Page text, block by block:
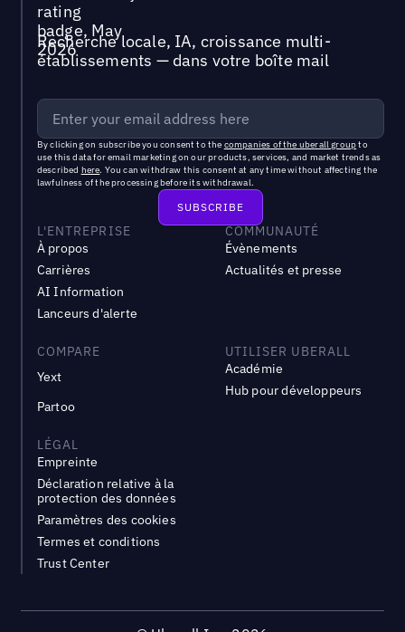
Recherche locale, IA, croissance multi-
établissements — dans votre boîte mail
By clicking on subscribe you consent to the companies of the uberall groupto
use this data for email marketing on our products, services, and market trends as
described here. You can withdraw this consent at any time without affecting the
lawfulness of the processing before its withdrawal.
L'ENTREPRISE
À propos
Carrières
AI Information
Lanceurs d'alerte
COMMUNAUTÉ
Évènements
Actualités et presse
COMPARE
Yext
Partoo
UTILISER UBERALL
Académie
Hub pour développeurs
LÉGAL
Empreinte
Déclaration relative à la
protection des données
Paramètres des cookies
Termes et conditions
Trust Center